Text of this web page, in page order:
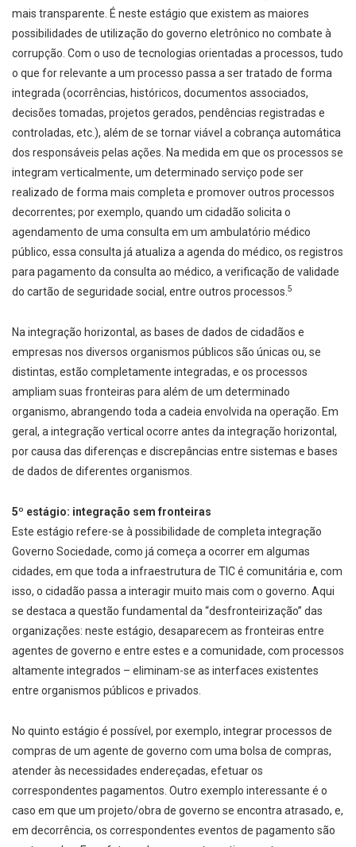
mais transparente. É neste estágio que existem as maiores
possibilidades de utilização do governo eletrônico no combate à
corrupção. Com o uso de tecnologias orientadas a processos, tudo
o que for relevante a um processo passa a ser tratado de forma
integrada (ocorrências, históricos, documentos associados,
decisões tomadas, projetos gerados, pendências registradas e
controladas, etc.), além de se tornar viável a cobrança automática
dos responsáveis pelas ações. Na medida em que os processos se
integram verticalmente, um determinado serviço pode ser
realizado de forma mais completa e promover outros processos
decorrentes; por exemplo, quando um cidadão solicita o
agendamento de uma consulta em um ambulatório médico
público, essa consulta já atualiza a agenda do médico, os registros
para pagamento da consulta ao médico, a verificação de validade
do cartão de seguridade social, entre outros processos.5
Na integração horizontal, as bases de dados de cidadãos e
empresas nos diversos organismos públicos são únicas ou, se
distintas, estão completamente integradas, e os processos
ampliam suas fronteiras para além de um determinado
organismo, abrangendo toda a cadeia envolvida na operação. Em
geral, a integração vertical ocorre antes da integração hori­zontal,
por causa das diferenças e discrepâncias entre sistemas e bases
de dados de diferentes organismos.
5º estágio: integração sem fronteiras
Este estágio refere­-se à possibilidade de completa integração
Governo Sociedade, como já começa a ocorrer em algumas
cidades, em que toda a infraestrutura de TIC é comunitária e, com
isso, o cidadão passa a interagir muito mais com o governo. Aqui
se destaca a questão fundamental da “desfronteirização” das
organizações: neste estágio, desaparecem as fronteiras entre
agentes de governo e entre estes e a comunidade, com processos
altamente integrados – eliminam­-se as interfaces existentes
entre organismos públicos e privados.
No quinto estágio é possível, por exemplo, integrar processos de
compras de um agente de governo com uma bolsa de compras,
atender às necessidades endereçadas, efetuar os
correspondentes pagamentos. Outro exemplo interessante é o
caso em que um projeto/obra de governo se encontra atrasado, e,
em decorrência, os correspondentes eventos de pagamento são